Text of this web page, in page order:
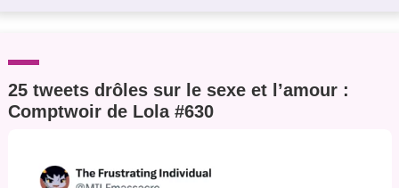
25 tweets drôles sur le sexe et l’amour :
Comptwoir de Lola #630